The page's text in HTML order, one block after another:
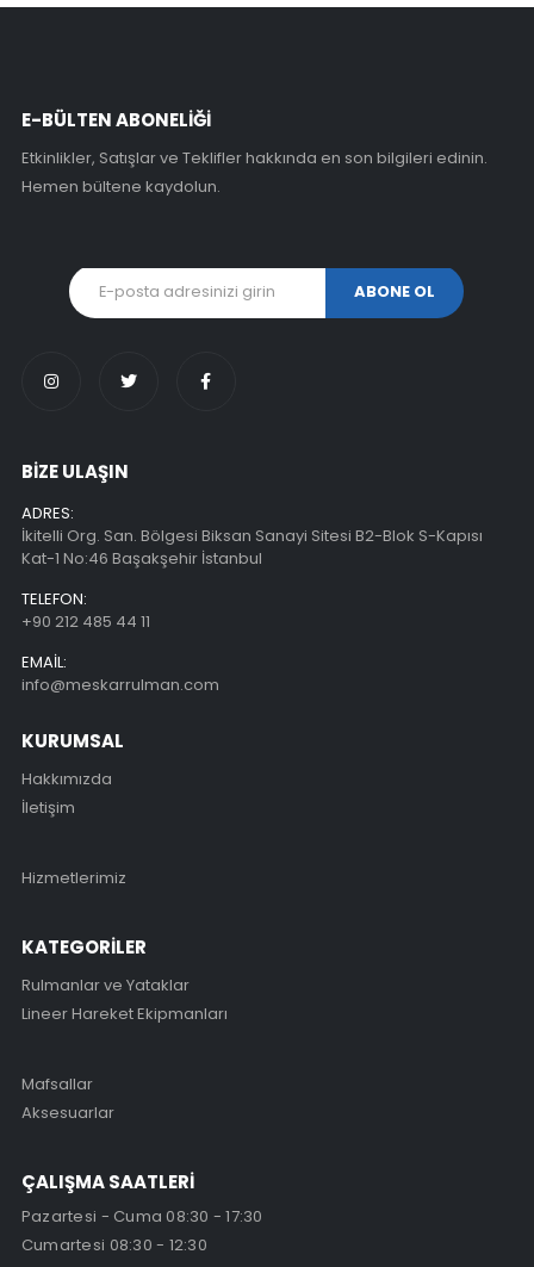
E-BÜLTEN ABONELİĞİ
Etkinlikler, Satışlar ve Teklifler hakkında en son bilgileri edinin.
Hemen bültene kaydolun.
BİZE ULAŞIN
ADRES:
İkitelli Org. San. Bölgesi Biksan Sanayi Sitesi B2-Blok S-Kapısı
Kat-1 No:46 Başakşehir İstanbul
TELEFON:
+90 212 485 44 11
EMAIL:
info@meskarrulman.com
KURUMSAL
Hakkımızda
İletişim
Hizmetlerimiz
KATEGORİLER
Rulmanlar ve Yataklar
Lineer Hareket Ekipmanları
Mafsallar
Aksesuarlar
ÇALIŞMA SAATLERİ
Pazartesi - Cuma 08:30 - 17:30
Cumartesi 08:30 - 12:30